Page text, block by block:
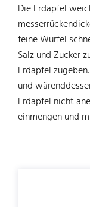
Die Erdäpfel
feine Würfel
Salz und Zucker
Erdäpfel
und
Erdäpfel nicht
einmengen und